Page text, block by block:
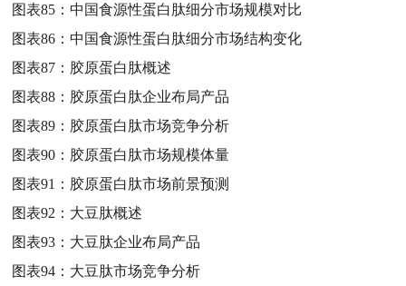
图表85：中国食源性蛋白肽细分市场规模对比
图表86：中国食源性蛋白肽细分市场结构变化
图表87： 胶原蛋白肽概述
图表88： 胶原蛋白肽企业布局产品
图表89： 胶原蛋白肽市场竞争分析
图表90： 胶原蛋白肽市场规模体量
图表91： 胶原蛋白肽市场前景预测
图表92： 大豆肽概述
图表93： 大豆肽企业布局产品
图表94： 大豆肽市场竞争分析